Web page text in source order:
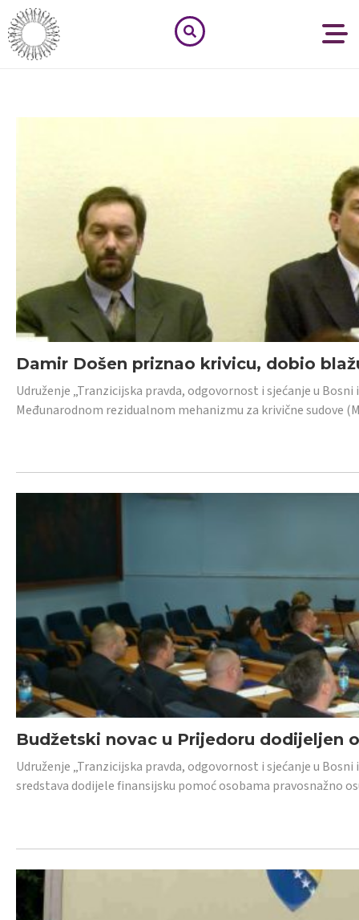
Damir Došen priznao krivicu, dobio
Udruženje „Tranzicijska pravda, odgovornost i sjećanje u
Međunarodnom rezidualnom mehanizmu za krivične sudove
Budžetski novac u Prijedoru dodijeljen
Udruženje „Tranzicijska pravda, odgovornost i sjećanje u
sredstava dodijele finansijsku pomoć osobama pravosnažno